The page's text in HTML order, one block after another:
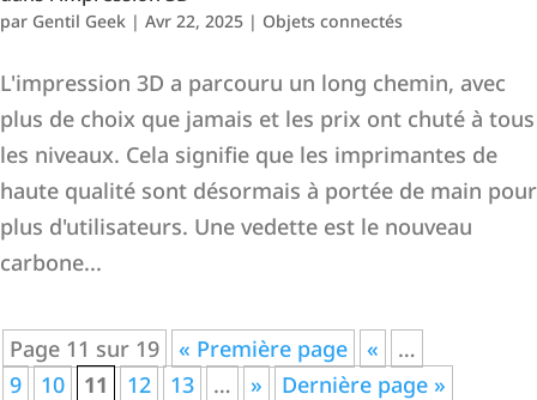
par Gentil Geek | Avr 22, 2025 | Objets connectés
L'impression 3D a parcouru un long chemin, avec
plus de choix que jamais et les prix ont chuté à tous
les niveaux. Cela signifie que les imprimantes de
haute qualité sont désormais à portée de main pour
plus d'utilisateurs. Une vedette est le nouveau
carbone...
Page 11 sur 19 « Première page «
…
9
10 11 12 13 … » Dernière page »